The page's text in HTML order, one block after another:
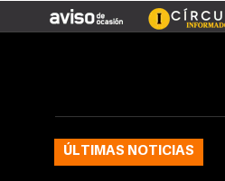
ÚLTIMAS NOTICIAS